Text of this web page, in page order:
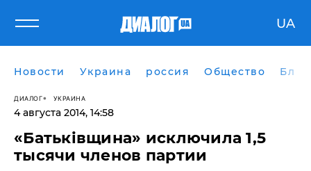
UA
Новости Украина россия Общество
ДИАЛОГ УКРАИНА
4 августа 2014, 14:58
«Батьківщина» исключила 1,5
тысячи членов партии